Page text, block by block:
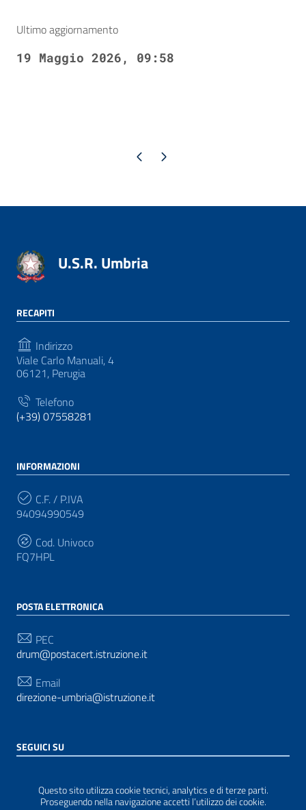
Questo sito utilizza cookie tecnici, analytics e di terze parti.
Proseguendo nella navigazione accetti l’utilizzo dei cookie.
Ultimo aggiornamento
19 Maggio 2026, 09:58
Pagina precedente
Pagina successiva
U.S.R. Umbria
RECAPITI
Indirizzo
Viale Carlo Manuali, 4
06121, Perugia
Telefono
(+39) 07558281
INFORMAZIONI
C.F. / P.IVA
94094990549
Cod. Univoco
FQ7HPL
POSTA ELETTRONICA
PEC
drum@postacert.istruzione.it
Email
direzione-umbria@istruzione.it
SEGUICI SU
WordPress
|Tema grafico ItaliaWP2 | Basato sul